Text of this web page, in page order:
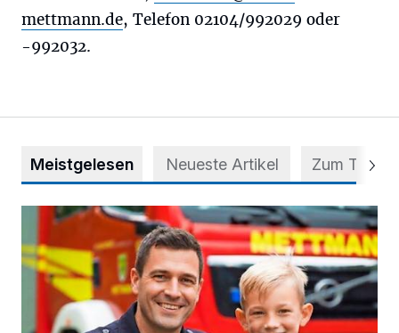
mettmann.de, Telefon 02104/992029 oder
-992032.
Meistgelesen Neueste Artikel Zum Thema
Kinderschutz: Im Ernstfall schnell und richtig handeln